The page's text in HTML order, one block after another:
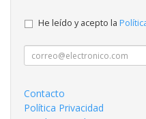
He leído y acepto la
Contacto
Política Privacidad